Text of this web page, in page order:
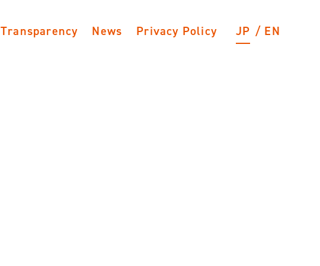
Transparency News Privacy Policy JP EN